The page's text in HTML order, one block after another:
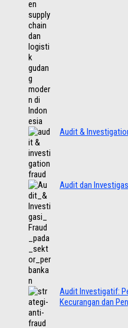
Audit &
Audit dan
Audit Investigatif:
Kecurangan dan